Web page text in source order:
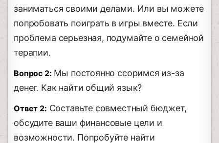
заниматься своими делами. Или вы можете
попробовать поиграть в игры вместе. Если
проблема серьезная, подумайте о семейной
терапии.
Вопрос 2: Мы постоянно ссоримся из-за
денег. Как найти общий язык?
Ответ 2: Составьте совместный бюджет,
обсудите ваши финансовые цели и
возможности. Попробуйте найти